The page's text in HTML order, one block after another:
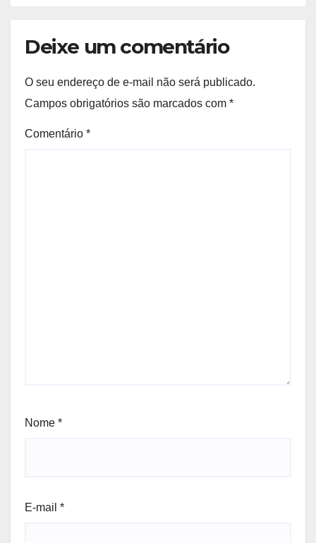
Deixe um comentário
O seu endereço de e-mail não será publicado.
Campos obrigatórios são marcados com *
Comentário *
Nome *
E-mail *